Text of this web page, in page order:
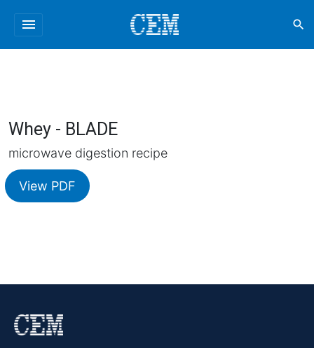
menu search
Whey - BLADE
microwave digestion recipe
View PDF